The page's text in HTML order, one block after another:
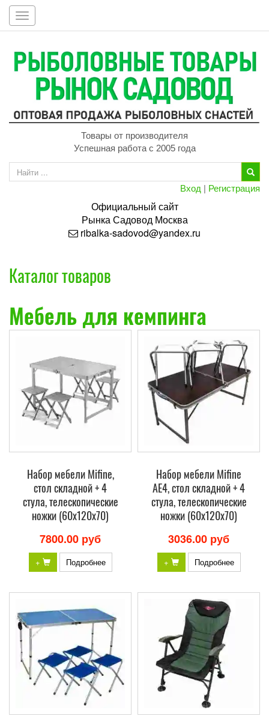
Toggle
navigation
Товары от производителя
Успешная работа с 2005 года
Вход | Регистрация
Официальный сайт
РынкаСадовод Москва
ribalka-sadovod@yandex.ru
Каталог товаров
Мебель для кемпинга
Набор мебели Mifine,
стол складной + 4
стула, телескопические
ножки (60х120х70)
7800.00 руб
+ Подробнее
Набор мебели Mifine
AE4, стол складной + 4
стула, телескопические
ножки (60х120х70)
3036.00 руб
+ Подробнее